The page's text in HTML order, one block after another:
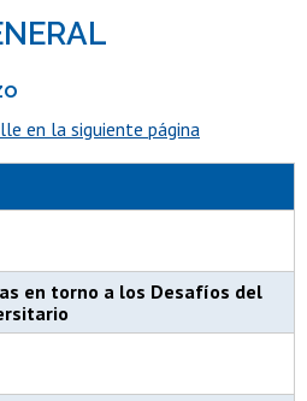
en la siguiente página
en torno a los Desafíos del